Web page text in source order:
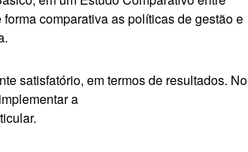
comparativa as políticas de gestão e
satisfatório, em termos de resultados. No
a